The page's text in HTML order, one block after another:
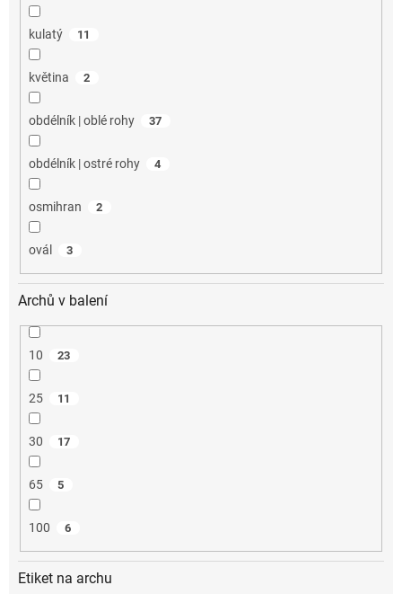
kulatý 11
květina 2
obdélník | oblé rohy 37
obdélník | ostré rohy 4
osmihran 2
ovál 3
Archů v balení
10 23
25 11
30 17
65 5
100 6
Etiket na archu